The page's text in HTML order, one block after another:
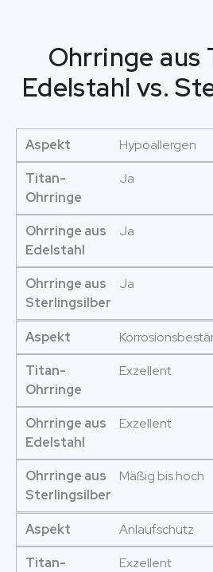
Ohrringe aus
Edelstahl vs.
Aspekt
Hypoallergen
Titan-
Ohrringe
Ja
Ohrringe aus
Edelstahl
Ja
Ohrringe aus
Sterlingsilber
Ja
Aspekt
Titan-
Ohrringe
Exzellent
Ohrringe aus
Edelstahl
Exzellent
Ohrringe aus
Sterlingsilber
Mäßig bis hoch
Aspekt
Anlaufschutz
Titan-
Exzellent